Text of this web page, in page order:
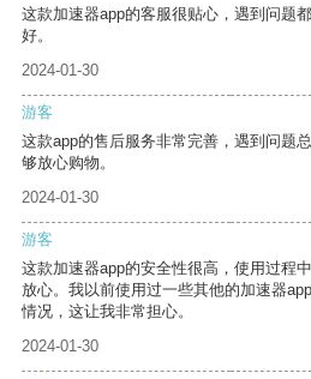
这款加速器app的客服很贴心，遇到问题
好。
2024-01-30
游客
这款app的售后服务非常完善，遇到问题
够放心购物。
2024-01-30
游客
这款加速器app的安全性很高，使用过程
放心。我以前使用过一些其他的加速器
情况，这让我非常担心。
2024-01-30